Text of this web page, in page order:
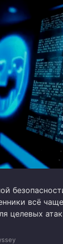
всё
целевых